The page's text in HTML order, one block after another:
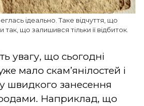
ідеально. Таке відчуття, що
що залишився тільки її відбиток.
увагу, що сьогодні
мало скам’янілостей і
швидкого занесення
Наприклад, що